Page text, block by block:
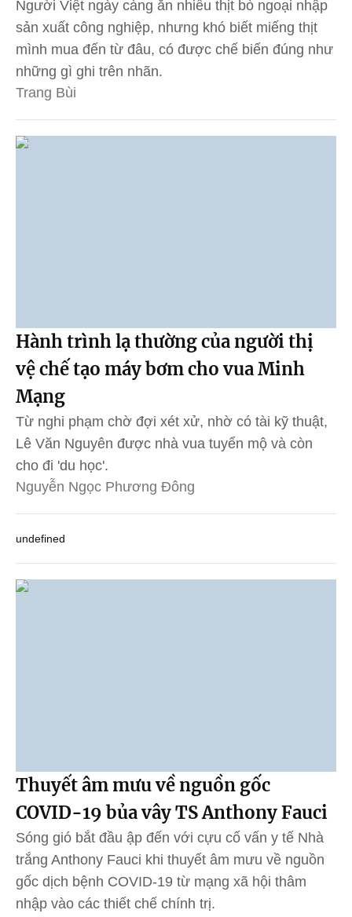
Người Việt ngày càng ăn nhiều thịt bò ngoại nhập
sản xuất công nghiệp, nhưng khó biết miếng thịt
mình mua đến từ đâu, có được chế biến đúng như
những gì ghi trên nhãn.
Trang Bùi
Hành trình lạ thường của người thị
vệ chế tạo máy bơm cho vua Minh
Mạng
Từ nghi phạm chờ đợi xét xử, nhờ có tài kỹ thuật,
Lê Văn Nguyên được nhà vua tuyển mộ và còn
cho đi 'du học'.
Nguyễn Ngọc Phương Đông
undefined
Thuyết âm mưu về nguồn gốc
COVID-19 bủa vây TS Anthony Fauci
Sóng gió bắt đầu ập đến với cựu cố vấn y tế Nhà
trắng Anthony Fauci khi thuyết âm mưu về nguồn
gốc dịch bệnh COVID-19 từ mạng xã hội thâm
nhập vào các thiết chế chính trị.